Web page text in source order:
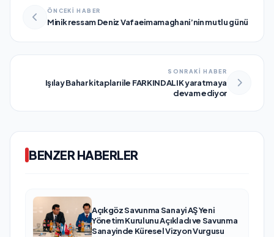
ÖNCEKİ HABER
Minik ressam Deniz Vafaeimamaghani’nin mutlu günü
SONRAKİ HABER
Işılay Bahar kitapları ile FARKINDALIK yaratmaya
devam ediyor
BENZER HABERLER
Açıkgöz Savunma Sanayi AŞ Yeni
Yönetim Kurulunu Açıkladı ve Savunma
Sanayinde Küresel Vizyon Vurgusu